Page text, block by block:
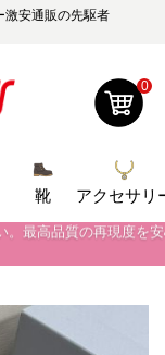
激安通販の先駆者
0
靴 アクセサリ
最高品質の再現度を
な割引をご利用いただ
最高品質の再現度を